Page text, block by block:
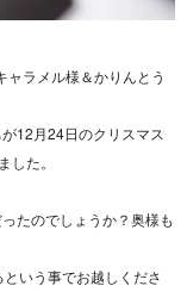
ラメル様＆かりんとう
12月24日のクリスマス
た。
たのでしょうか？奥様も
いう事でお越しくださ